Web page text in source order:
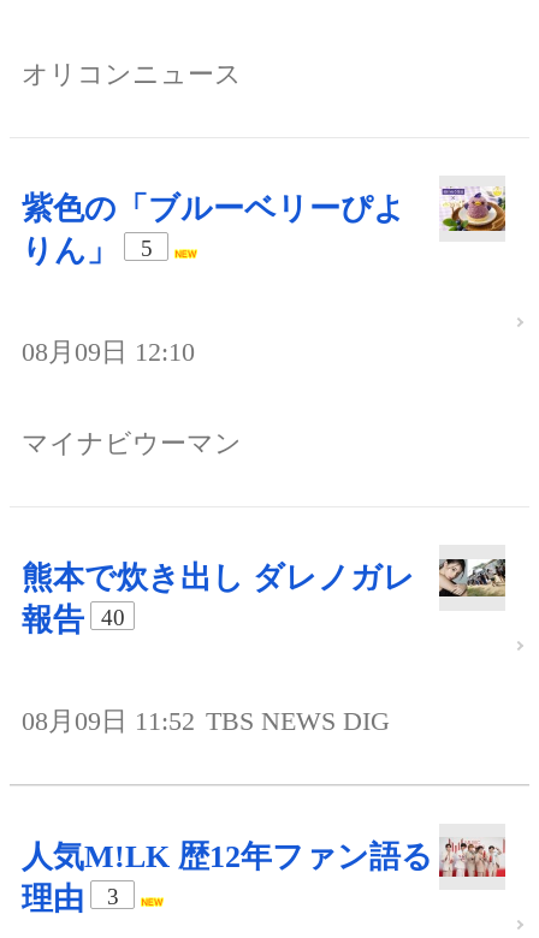
オリコンニュース
紫色の「ブルーベリーぴよ
りん」
5
08月09日 12:10
マイナビウーマン
熊本で炊き出し ダレノガレ
報告
40
08月09日 11:52 TBS NEWS DIG
人気M!LK 歴12年ファン語る
理由
3